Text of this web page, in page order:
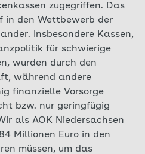
zugegriffen. Das
in den Wettbewerb der
Insbesondere Kassen,
für schwierige
wurden durch den
während andere
finanzielle Vorsorge
bzw. nur geringfügig
als AOK Niedersachsen
Millionen Euro in den
müssen, um das